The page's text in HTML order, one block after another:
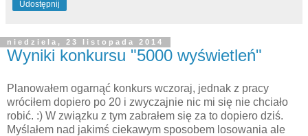
Udostępnij
niedziela, 23 listopada 2014
Wyniki konkursu "5000 wyświetleń"
Planowałem ogarnąć konkurs wczoraj, jednak z pracy
wróciłem dopiero po 20 i zwyczajnie nic mi się nie chciało
robić. :) W związku z tym zabrałem się za to dopiero dziś.
Myślałem nad jakimś ciekawym sposobem losowania ale